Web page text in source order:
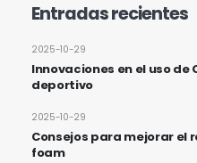
Entradas recientes
Innovaciones en el uso de
deportivo
2025-10-29
Consejos para mejorar el
foam
2025-10-29